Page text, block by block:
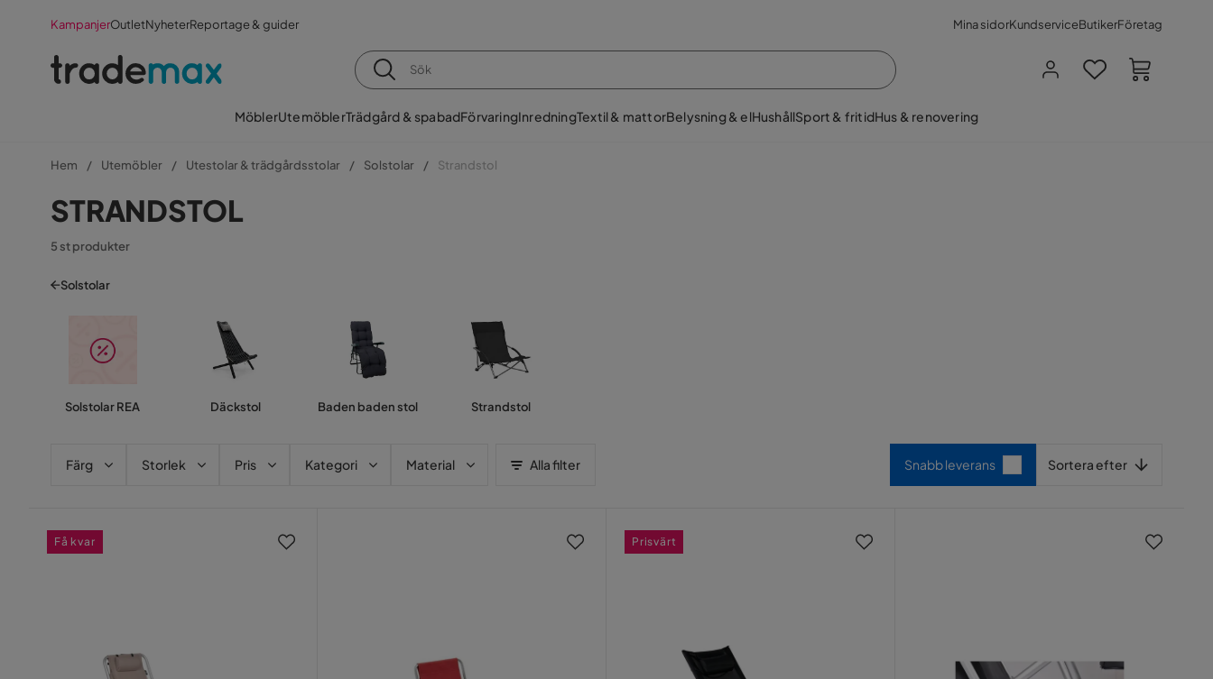
KampanjerOutletNyheterReportage & guider Mina sidorKundserviceButikerFöretag
MöblerUtemöblerTrädgård & spabadFörvaringInredningTextil & mattorBelysning & elHushållSport & fritidHus & renovering
Hem Utemöbler Utestolar & trädgårdsstolar Solstolar Strandstol
STRANDSTOL
5 st produkter
Solstolar
Solstolar REA Däckstol Baden baden stol Strandstol
Färg Storlek Pris Kategori Material Alla filter Snabb leverans Sortera efter
Få kvar Prisvärt